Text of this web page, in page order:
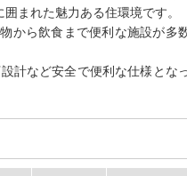
まれた魅力ある住環境です。
から飲食まで便利な施設が多
計など安全で便利な仕様とな